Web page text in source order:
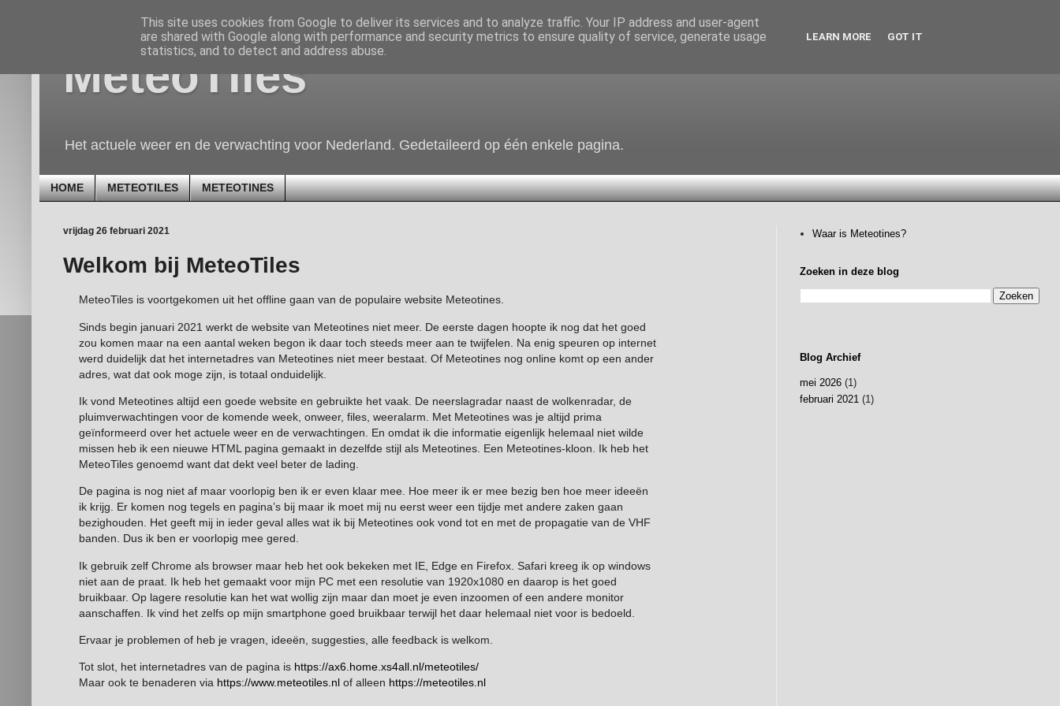
MeteoTiles
Het actuele weer en de verwachting voor Nederland. Gedetaileerd op één enkele pagina.
HOME METEOTILES METEOTINES
vrijdag 26 februari 2021
Welkom bij MeteoTiles
MeteoTiles is voortgekomen uit het offline gaan van de populaire website Meteotines.
Sinds begin januari 2021 werkt de website van Meteotines niet meer. De eerste dagen hoopte ik nog dat het goed
zou komen maar na een aantal weken begon ik daar toch steeds meer aan te twijfelen. Na enig speuren op internet
werd duidelijk dat het internetadres van Meteotines niet meer bestaat. Of Meteotines nog online komt op een ander
adres, wat dat ook moge zijn, is totaal onduidelijk.
Ik vond Meteotines altijd een goede website en gebruikte het vaak. De neerslagradar naast de wolkenradar, de
pluimverwachtingen voor de komende week, onweer, files, weeralarm. Met Meteotines was je altijd prima
geïnformeerd over het actuele weer en de verwachtingen. En omdat ik die informatie eigenlijk helemaal niet wilde
missen heb ik een nieuwe HTML pagina gemaakt in dezelfde stijl als Meteotines. Een Meteotines-kloon. Ik heb het
MeteoTiles genoemd want dat dekt veel beter de lading.
De pagina is nog niet af maar voorlopig ben ik er even klaar mee. Hoe meer ik er mee bezig ben hoe meer ideeën
ik krijg. Er komen nog tegels en pagina’s bij maar ik moet mij nu eerst weer een tijdje met andere zaken gaan
bezighouden. Het geeft mij in ieder geval alles wat ik bij Meteotines ook vond tot en met de propagatie van de VHF
banden. Dus ik ben er voorlopig mee gered.
Ik gebruik zelf Chrome als browser maar heb het ook bekeken met IE, Edge en Firefox. Safari kreeg ik op windows
niet aan de praat. Ik heb het gemaakt voor mijn PC met een resolutie van 1920x1080 en daarop is het goed
bruikbaar. Op lagere resolutie kan het wat wollig zijn maar dan moet je even inzoomen of een andere monitor
aanschaffen. Ik vind het zelfs op mijn smartphone goed bruikbaar terwijl het daar helemaal niet voor is bedoeld.
Ervaar je problemen of heb je vragen, ideeën, suggesties, alle feedback is welkom.
Tot slot, het internetadres van de pagina is https://ax6.home.xs4all.nl/meteotiles/
Maar ook te benaderen via https://www.meteotiles.nl of alleen https://meteotiles.nl
Waar is Meteotines?
Zoeken in deze blog
Blog Archief
mei 2026 (1)
februari 2021 (1)
This site uses cookies from Google to deliver its services and to analyze traffic. Your IP address and user-agent
are shared with Google along with performance and security metrics to ensure quality of service, generate usage
statistics, and to detect and address abuse.
LEARN MORE GOT IT